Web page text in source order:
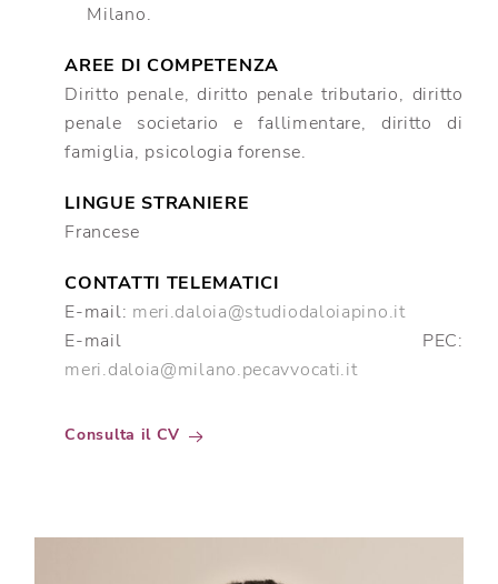
Milano.
AREE DI COMPETENZA
Diritto penale, diritto penale tributario, diritto
penale societario e fallimentare, diritto di
famiglia, psicologia forense.
LINGUE STRANIERE
Francese
CONTATTI TELEMATICI
E-mail: meri.daloia@studiodaloiapino.it
E-mail PEC:
meri.daloia@milano.pecavvocati.it
Consulta il CV